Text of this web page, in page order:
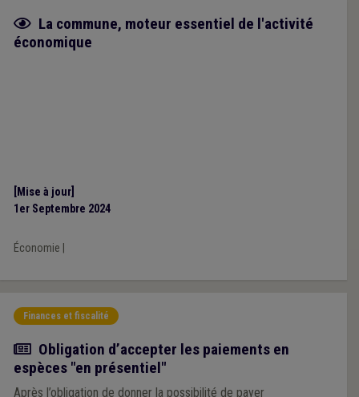
Fiche focus
La commune, moteur essentiel de l'activité
économique
[Mise à jour]
1er Septembre 2024
Économie
Finances et fiscalité
Actualité
Obligation d’accepter les paiements en
espèces "en présentiel"
Après l’obligation de donner la possibilité de payer